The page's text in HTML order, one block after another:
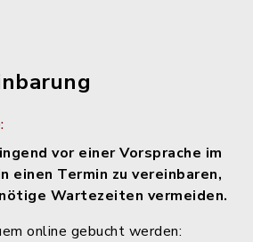
vor einer Vorsprache im
einen Termin zu vereinbaren,
Wartezeiten vermeiden.
online gebucht werden: